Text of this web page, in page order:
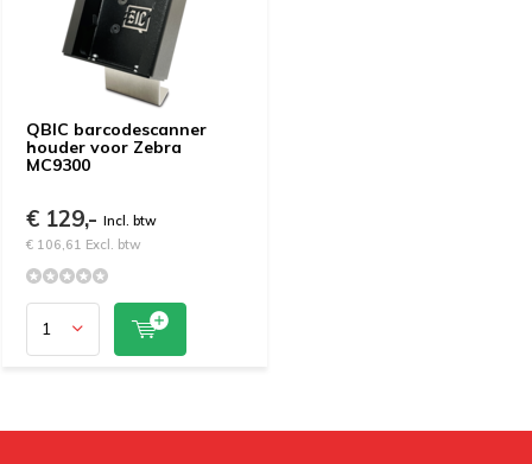
QBIC barcodescanner
houder voor Zebra
MC9300
€ 129,- Incl. btw
€ 106,61 Excl. btw